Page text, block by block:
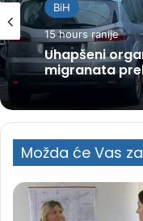
BiH
15 hours ranije
Uhapšeni
migranata
Možda će Vas